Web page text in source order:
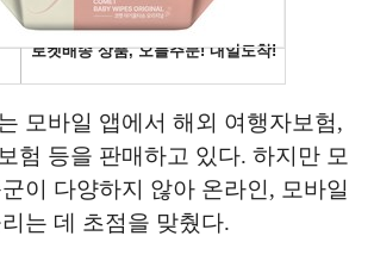
모바일 앱에서 해외 여행자보험,
험 등을 판매하고 있다. 하지만 모
이 다양하지 않아 온라인, 모바일
는 데 초점을 맞췄다.